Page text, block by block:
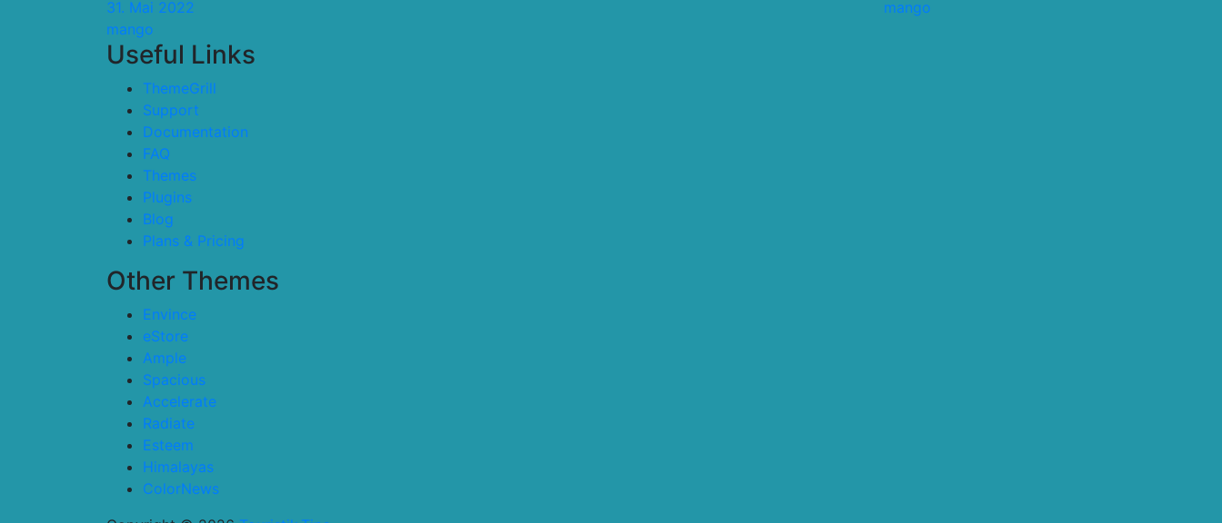
31. Mai 2022
mango
mango
Useful Links
ThemeGrill
Support
Documentation
FAQ
Themes
Plugins
Blog
Plans & Pricing
Other Themes
Envince
eStore
Ample
Spacious
Accelerate
Radiate
Esteem
Himalayas
ColorNews